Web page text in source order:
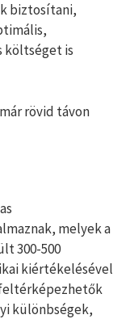
biztosítani,
költséget is
rövid távon
melyek a
300-500
kiértékelésével
különbségek,